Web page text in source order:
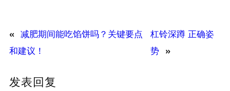
«
减肥期间能吃馅饼吗？关键要点
和建议！
杠铃深蹲 正确姿
势
»
发表回复